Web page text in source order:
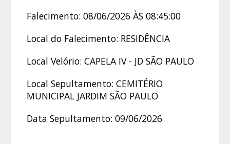
Falecimento: 08/06/2026 ÀS 08:45:00
Local do Falecimento: RESIDÊNCIA
Local Velório: CAPELA IV - JD SÃO PAULO
Local Sepultamento: CEMITÉRIO
MUNICIPAL JARDIM SÃO PAULO
Data Sepultamento: 09/06/2026